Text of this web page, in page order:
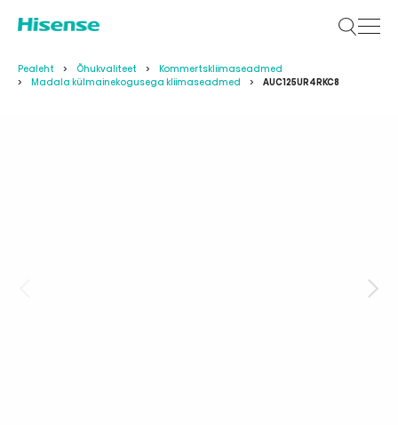
Pealeht Õhukvaliteet
Kommertskliimaseadmed
Madala külmainekogusega kliimaseadmed
AUC125UR4RKC8